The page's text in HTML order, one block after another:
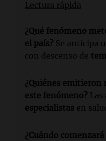
Lectura rápida
¿Qué fenómeno
el país? Se anticipa
con descenso de
¿Quiénes emitieron
este fenómeno? Las
especialistas en
¿Cuándo